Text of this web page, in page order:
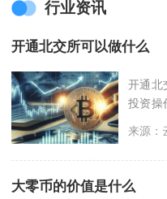
行业资讯
开通北交所可以做什么
开通北
投资操
来源：
大零币的价值是什么